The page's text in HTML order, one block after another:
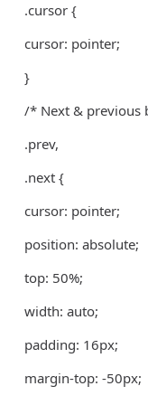
.cursor {
cursor: pointer;
}
/* Next & previous
.prev,
.next {
cursor: pointer;
position: absolute;
top: 50%;
width: auto;
padding: 16px;
margin-top: -50px;